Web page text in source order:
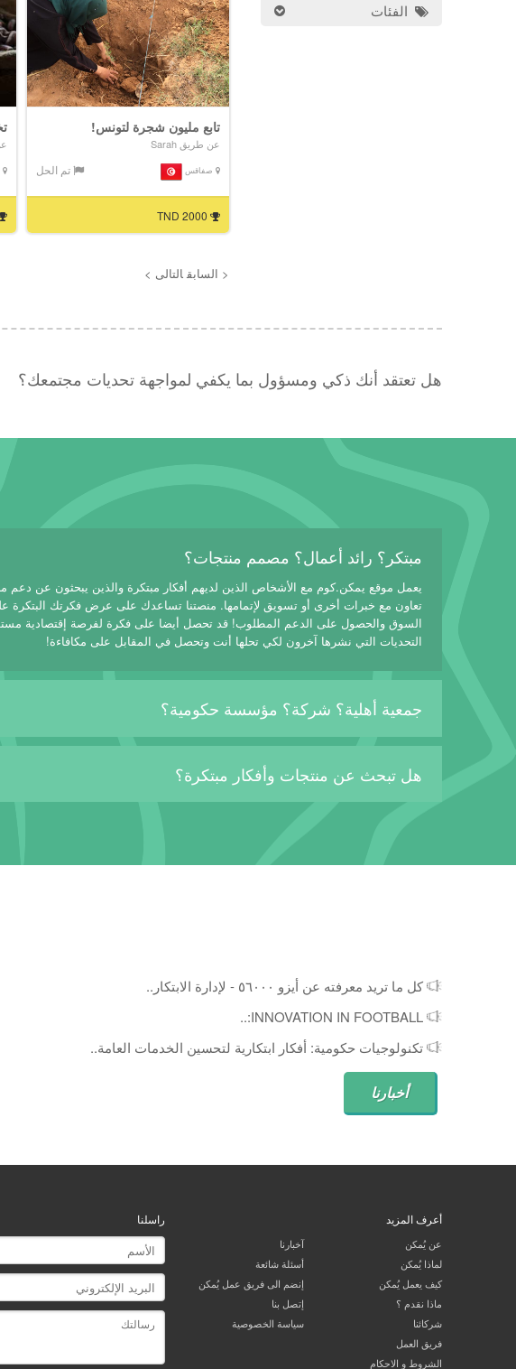
الفئات
تابع مليون شجرة لتونس!
عن طريق Sarah
صفاقس تم الحل
2000 TND
< السابق التالى >
هل تعتقد أنك ذكي ومسؤول بما يكفي لمواجهة تحديات مجتمعك؟
مبتكر؟ رائد أعمال؟ مصمم منتجات؟
يعمل موقع يمكن.كوم مع الأشخاص الذين لديهم أفكار مبتكرة والذين يبحثون عن دعم
تعاون مع خبرات أخرى أو تسويق لإتمامها. منصتنا تساعدك على عرض فكرتك البتكرة
السوق والحصول على الدعم المطلوب! قد تحصل أيضا على فكرة لفرصة إقتصادية
التحديات التي نشرها آخرون لكي تحلها أنت وتحصل في المقابل على مكافاءة!
جمعية أهلية؟ شركة؟ مؤسسة حكومية؟
هل تبحث عن منتجات وأفكار مبتكرة؟
كل ما تريد معرفته عن أيزو ٥٦٠٠٠ - لإدارة الابتكار..
INNOVATION IN FOOTBALL:..
تكنولوجيات حكومية: أفكار ابتكارية لتحسين الخدمات العامة..
أخبارنا
أعرف المزيد
عن يُمكن
لماذا يُمكن
كيف يعمل يُمكن
ماذا نقدم ؟
شركائنا
فريق العمل
الشروط و الاحكام
آخبارنا
أسئلة شائعة
إنضم الى فريق عمل يُمكن
إتصل بنا
سياسة الخصوصية
راسلنا